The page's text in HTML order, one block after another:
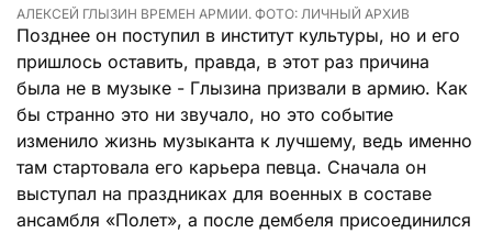
АЛЕКСЕЙ ГЛЫЗИН ВРЕМЕН АРМИИ. ФОТО: ЛИЧНЫЙ АРХИВ
Позднее он поступил в институт культуры, но и его
пришлось оставить, правда, в этот раз причина
была не в музыке - Глызина призвали в армию. Как
бы странно это ни звучало, но это событие
изменило жизнь музыканта к лучшему, ведь именно
там стартовала его карьера певца. Сначала он
выступал на праздниках для военных в составе
ансамбля «Полет», а после дембеля присоединился